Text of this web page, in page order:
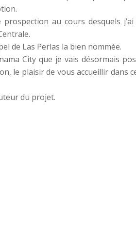
au cours desquels
de Las Perlas la bien nommée.
City que je vais désormais
le plaisir de vous accueillir dans
du projet.